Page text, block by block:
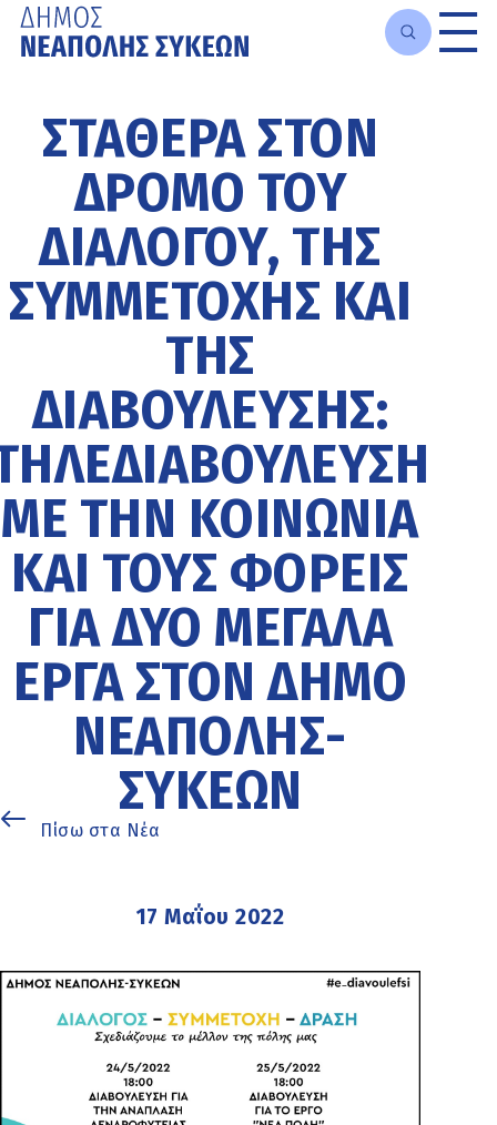
κυρίως
περιεχόμενο
ΣΤΑΘΕΡΆ ΣΤΟΝ
ΔΡΌΜΟ ΤΟΥ
ΔΙΑΛΌΓΟΥ, ΤΗΣ
ΣΥΜΜΕΤΟΧΉΣ ΚΑΙ
ΤΗΣ
ΔΙΑΒΟΎΛΕΥΣΗΣ:
ΜΕ ΤΗΝ ΚΟΙΝΩΝΊΑ
ΚΑΙ ΤΟΥΣ ΦΟΡΕΊΣ
ΓΙΑ ΔΥΟ ΜΕΓΆΛΑ
ΈΡΓΑ ΣΤΟΝ ΔΉΜΟ
ΝΕΆΠΟΛΗΣ-
ΣΥΚΕΏΝ
Πίσω στα Νέα
17 Μαΐου 2022